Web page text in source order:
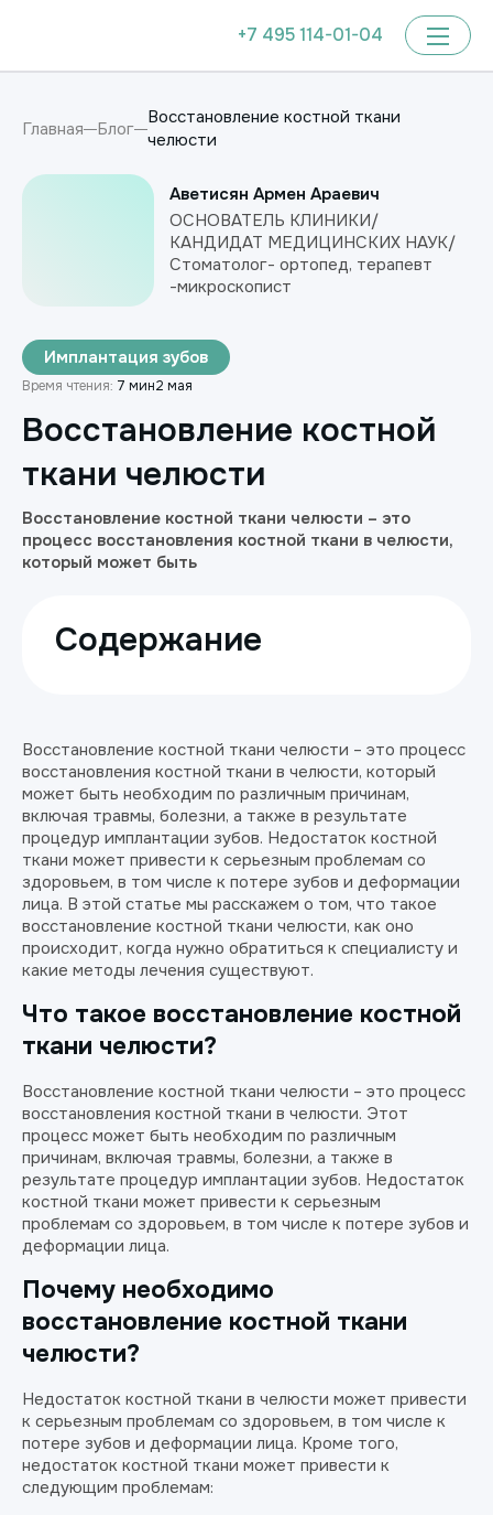
+7 495 114-01-04
Главная Блог
Восстановление костной ткани
челюсти
Имплантация зубов
Время чтения: 7 мин2 мая
Восстановление костной
ткани челюсти
Восстановление костной ткани челюсти – это
процесс восстановления костной ткани в челюсти,
который может быть
Содержание
Восстановление костной ткани челюсти – это процесс
восстановления костной ткани в челюсти, который
может быть необходим по различным причинам,
включая травмы, болезни, а также в результате
процедур имплантации зубов. Недостаток костной
ткани может привести к серьезным проблемам со
здоровьем, в том числе к потере зубов и деформации
лица. В этой статье мы расскажем о том, что такое
восстановление костной ткани челюсти, как оно
происходит, когда нужно обратиться к специалисту и
какие методы лечения существуют.
Что такое восстановление костной
ткани челюсти?
Восстановление костной ткани челюсти – это процесс
восстановления костной ткани в челюсти. Этот
процесс может быть необходим по различным
причинам, включая травмы, болезни, а также в
результате процедур имплантации зубов. Недостаток
костной ткани может привести к серьезным
проблемам со здоровьем, в том числе к потере зубов и
деформации лица.
Почему необходимо
восстановление костной ткани
челюсти?
Недостаток костной ткани в челюсти может привести
к серьезным проблемам со здоровьем, в том числе к
потере зубов и деформации лица. Кроме того,
недостаток костной ткани может привести к
следующим проблемам:
Аветисян Армен Араевич
ОСНОВАТЕЛЬ КЛИНИКИ/
КАНДИДАТ МЕДИЦИНСКИХ НАУК/
Стоматолог- ортопед, терапевт
-микроскопист